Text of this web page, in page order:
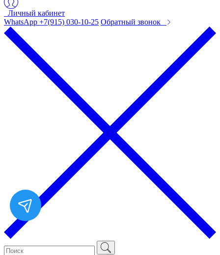
Личный кабинет
WhatsApp +7(915) 030-10-25 Обратный звонок